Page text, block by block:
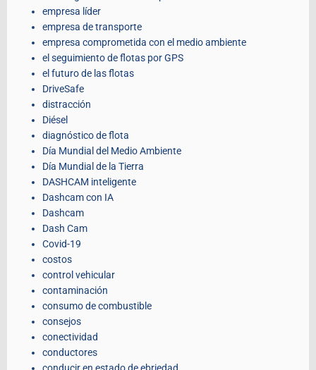
empresa líder
empresa de transporte
empresa comprometida con el medio ambiente
el seguimiento de flotas por GPS
el futuro de las flotas
DriveSafe
distracción
Diésel
diagnóstico de flota
Día Mundial del Medio Ambiente
Día Mundial de la Tierra
DASHCAM inteligente
Dashcam con IA
Dashcam
Dash Cam
Covid-19
costos
control vehicular
contaminación
consumo de combustible
consejos
conectividad
conductores